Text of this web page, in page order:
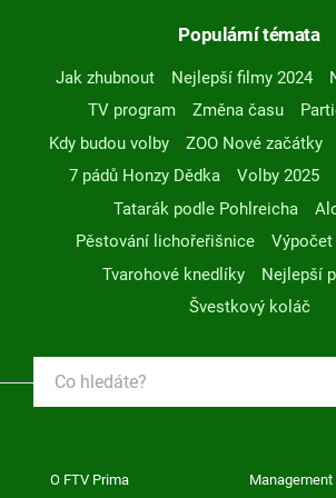
Populární témata
Jak zhubnout Nejlepší filmy 2024
TV program
Změna času
Kdy budou volby
ZOO Nové začátky
7 pádů Honzy Dědka
Volby 2025
Tatarák podle Pohlreicha
Pěstování lichořeřišnice
Tvarohové knedlíky
Nejlepší
Švestkový koláč
O FTV Prima Management